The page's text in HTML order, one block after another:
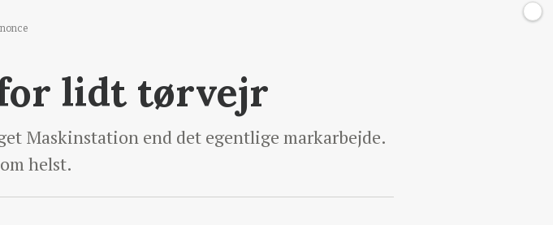
lidt tørvejr
Maskinstation end det egentlige markarbejde.
helst.